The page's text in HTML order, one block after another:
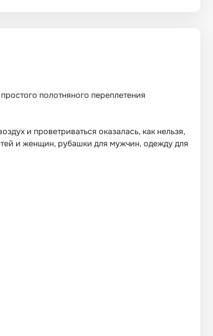
полотняного переплетения
и проветриваться оказалась, как нельзя,
и женщин, рубашки для мужчин, одежду для